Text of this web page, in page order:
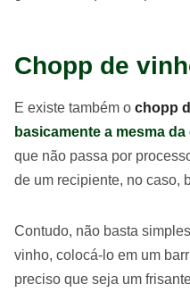
Chopp de
E existe também o chopp
basicamente a mesma da
que não passa por
de um recipiente, no caso,
Contudo, não basta
vinho, colocá-lo em um
preciso que seja um